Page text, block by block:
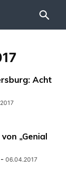
Acht
„Genial
- 06.04.2017